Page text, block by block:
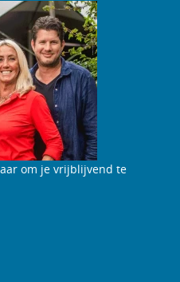
om je vrijblijvend te